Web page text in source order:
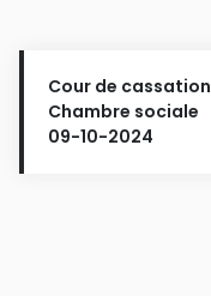
Cour de cassation
Chambre sociale
09-10-2024